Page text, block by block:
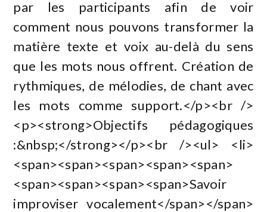
par les participants afin de voir
comment nous pouvons transformer la
matière texte et voix au-delà du sens
que les mots nous offrent. Création de
rythmiques, de mélodies, de chant avec
les mots comme support.</p><br />
<p><strong>Objectifs pédagogiques
:&nbsp;</strong></p><br /><ul> <li>
<span><span><span><span><span>
<span><span><span><span>Savoir
improviser vocalement</span></span>